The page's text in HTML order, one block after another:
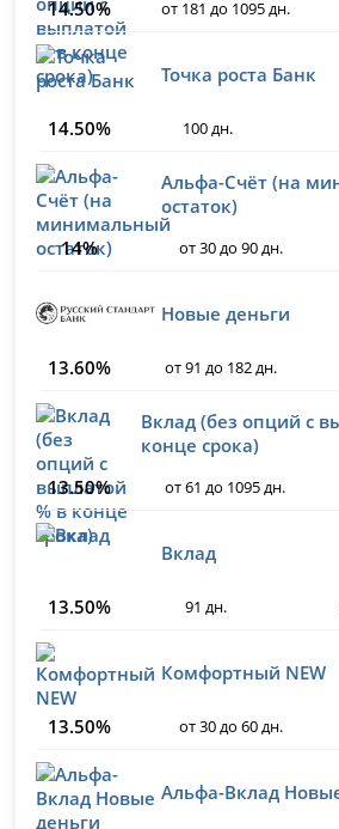
14.50%
от 181 до 1095 дн.
Точка роста Банк
14.50% 100 дн.
Альфа-Счёт (на
остаток)
14%
от 30 до 90 дн.
Новые деньги
13.60% от 91 до 182 дн.
Вклад (без опций с
конце срока)
13.50%
от 61 до 1095 дн.
Вклад
13.50% 91 дн.
Комфортный NEW
13.50% от 30 до 60 дн.
Альфа-Вклад